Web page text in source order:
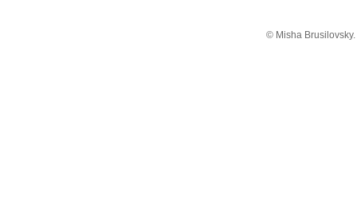
© Misha Brusilovsky.